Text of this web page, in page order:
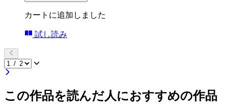
カートに追加しました
試し読み
この作品を読んだ人におすすめの作品